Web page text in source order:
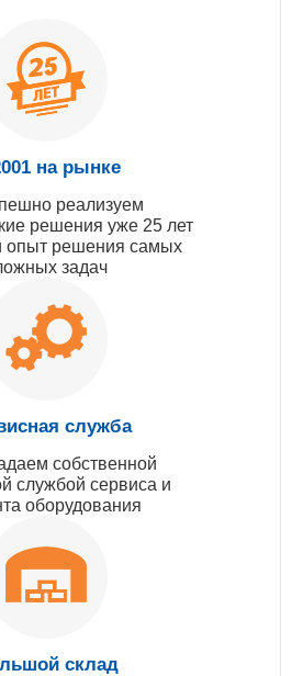
на рынке
реализуем
решения уже 25 лет
опыт решения самых
задач
служба
собственной
службой сервиса и
оборудования
склад